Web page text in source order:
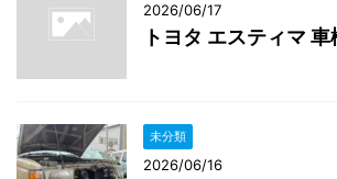
2026/06/17
トヨタ エスティマ 車
未分類
2026/06/16